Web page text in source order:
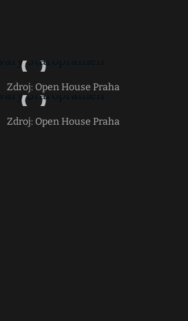
Zdroj: Open House Praha
Zdroj: Open House Praha